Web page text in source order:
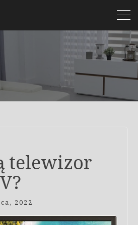
telewizor
2022